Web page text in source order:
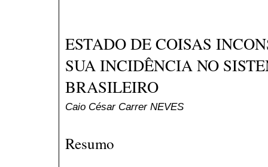
ESTADO DE COISAS
SUA INCIDÊNCIA NO
BRASILEIRO
Caio César Carrer NEVES
Resumo